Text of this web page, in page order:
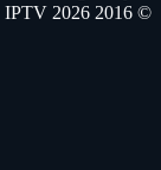
© 2016 2026
IPTV